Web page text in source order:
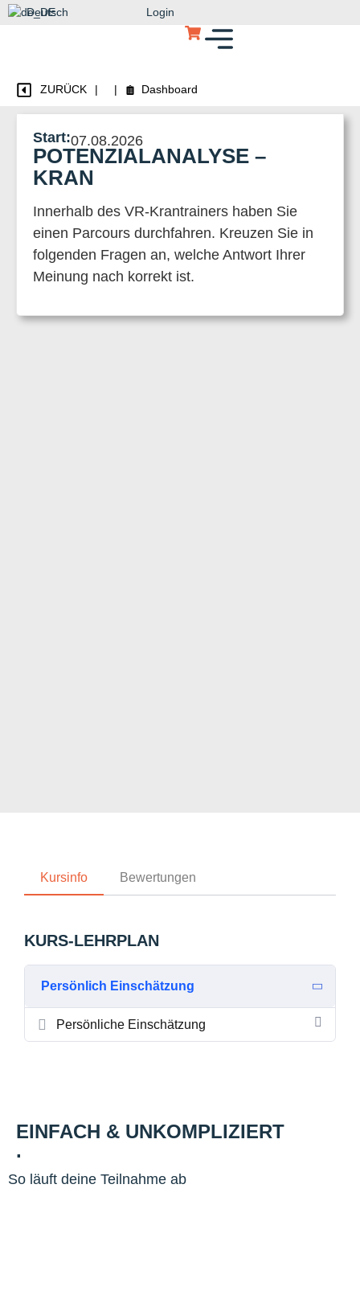
Deutsch Login
ZURÜCK | | Dashboard
Start:07.08.2026
POTENZIALANALYSE –
KRAN
Innerhalb des VR-Krantrainers haben Sie
einen Parcours durchfahren. Kreuzen Sie in
folgenden Fragen an, welche Antwort Ihrer
Meinung nach korrekt ist.
Kursinfo Bewertungen
KURS-LEHRPLAN
Persönlich Einschätzung
Persönliche Einschätzung
EINFACH & UNKOMPLIZIERT
.
So läuft deine Teilnahme ab